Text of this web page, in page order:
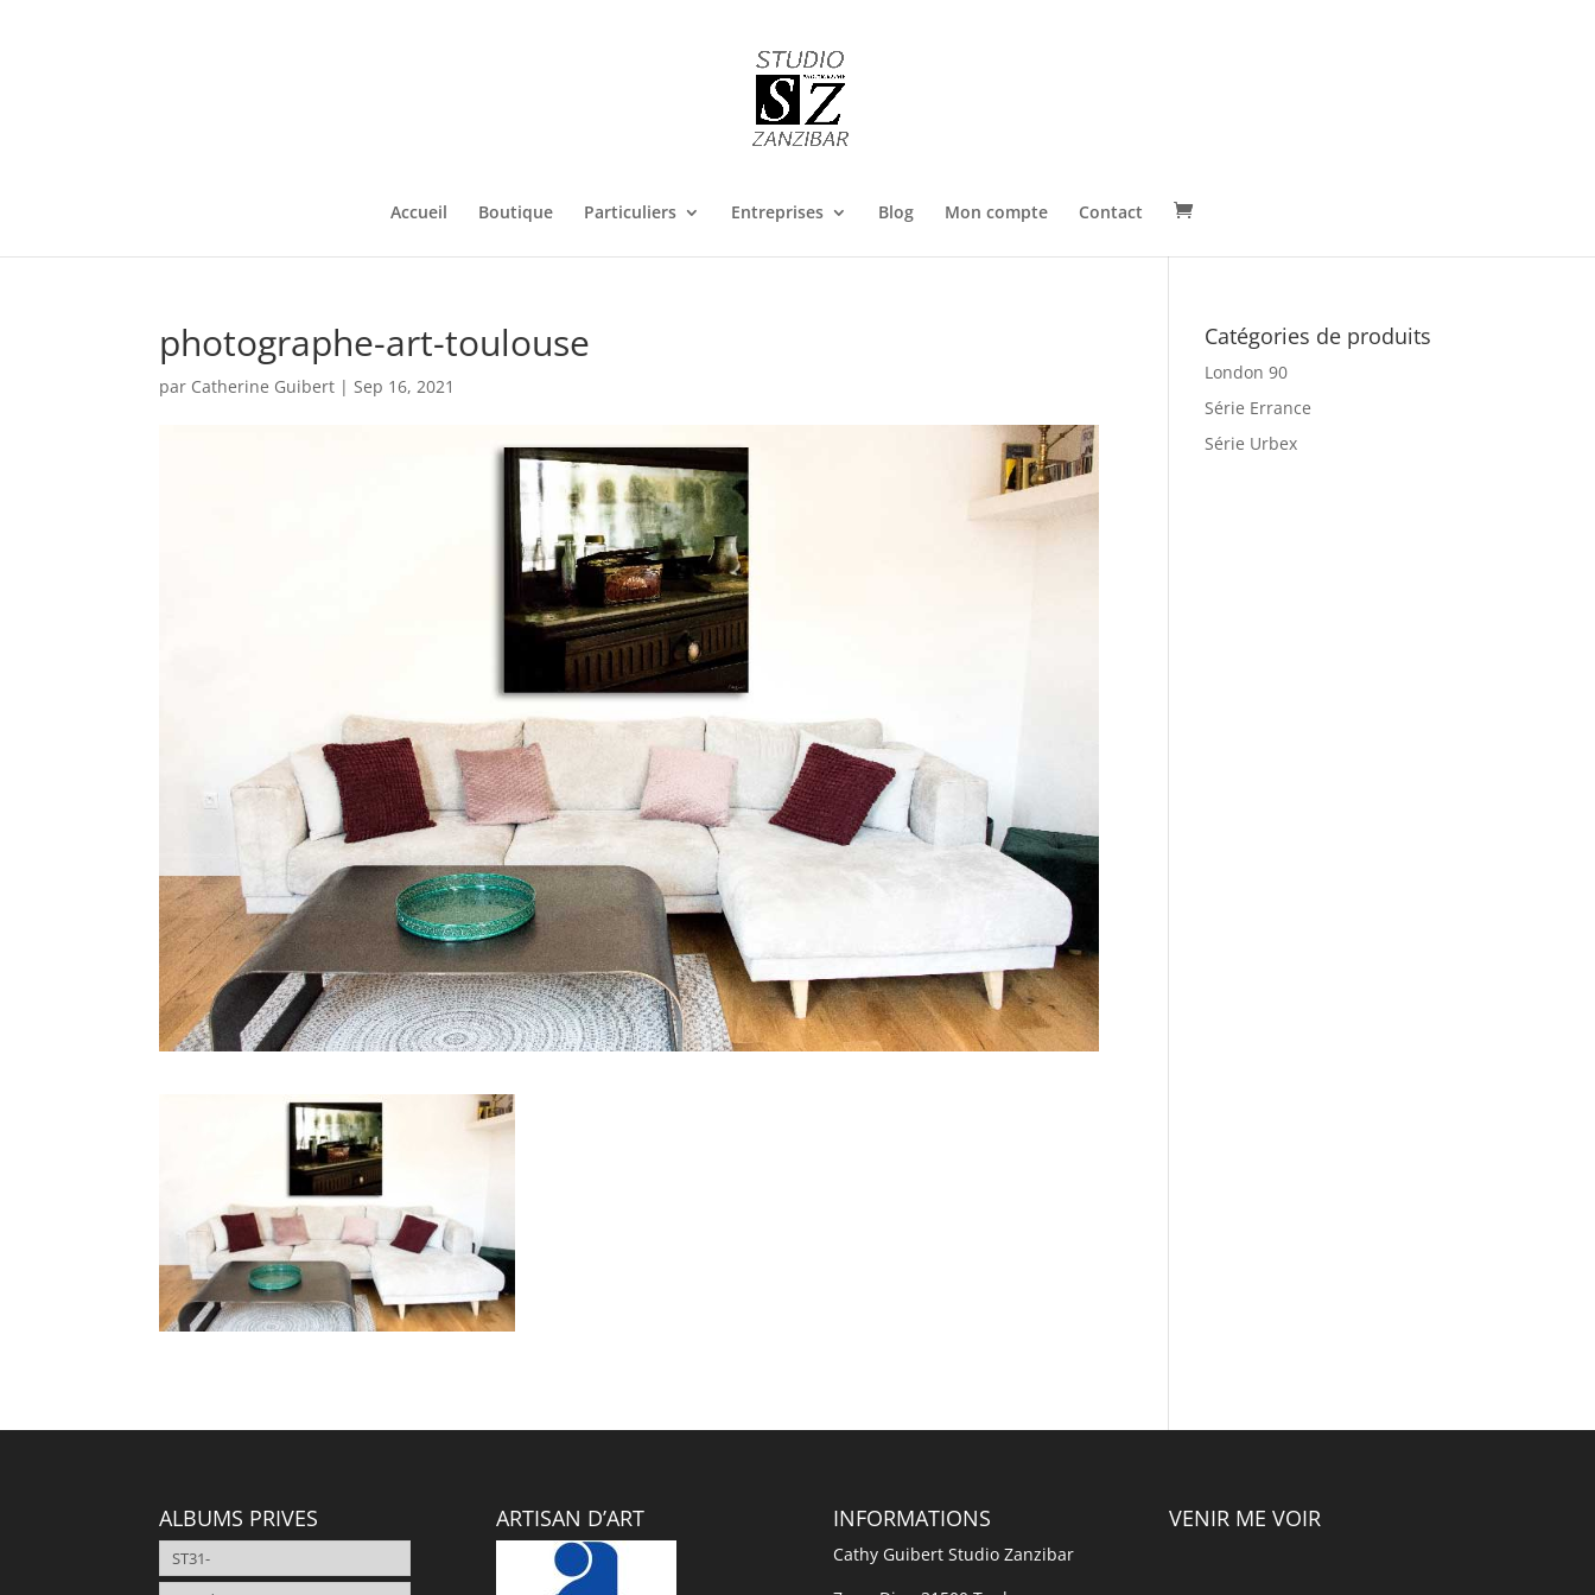
Accueil Boutique Particuliers Entreprises Blog Mon compte Contact
photographe-art-toulouse
par Catherine Guibert |Sep 16, 2021
Catégories de produits
London 90
Série Errance
Série Urbex
ALBUMS PRIVES ARTISAN D’ART INFORMATIONS
Cathy Guibert Studio Zanzibar
VENIR ME VOIR